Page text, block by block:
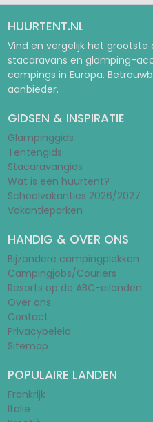
HUURTENT.NL
Vind en vergelijk het
stacaravans en glamping-
campings in Europa.
aanbieder.
GIDSEN & INSPIRATIE
Glampinggids
Tentengids
Stacaravangids
Wat is een huurtent?
Schoolvakanties 2026/2027
Vakantieparken
HANDIG & OVER ONS
Bijzondere campingplekken
Campingjobs/Couriers
Resorts op de ABC-eilanden
Over ons
Contact
Privacybeleid
Sitemap
POPULAIRE LANDEN
Frankrijk
Italië